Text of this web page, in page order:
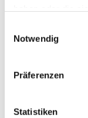
Notwendig
Präferenzen
Statistiken